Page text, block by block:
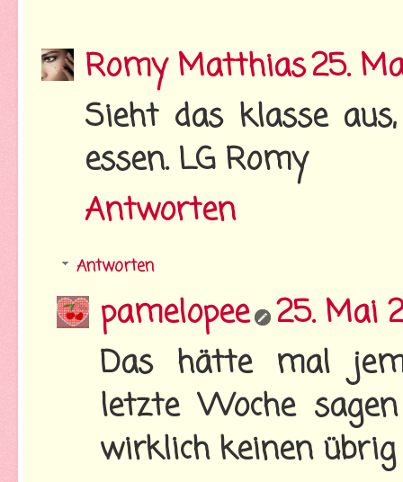
Romy Matthias25.
Sieht das klasse
essen. LG Romy
Antworten
Antworten
pamelopee 25. Mai
Das hätte mal
letzte Woche
wirklich keinen übrig